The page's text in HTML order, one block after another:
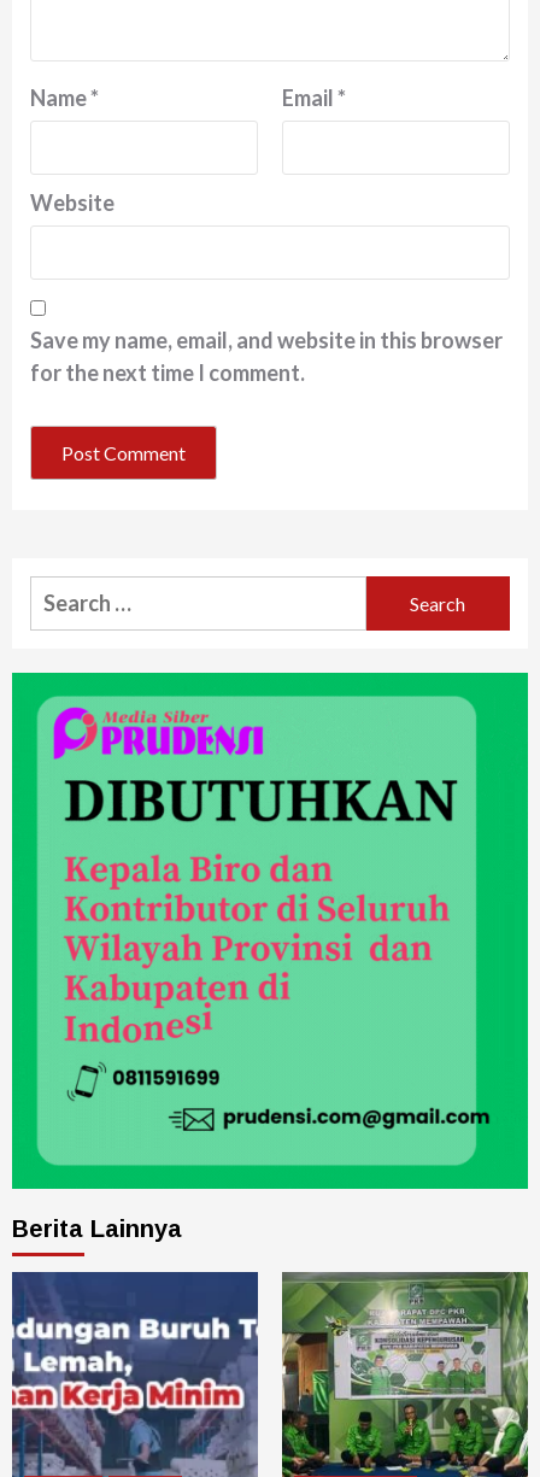
Name* Email*
Website
Save my name, email, and website in this browser
for the next time I comment.
Berita Lainnya